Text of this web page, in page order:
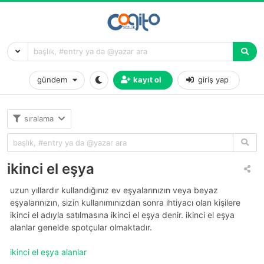
gündem kayıt ol giriş yap
sıralama
ikinci el eşya
uzun yıllardır kullandığınız ev eşyalarınızın veya beyaz
eşyalarınızın, sizin kullanımınızdan sonra ihtiyacı olan kişilere
ikinci el adıyla satılmasına ikinci el eşya denir. ikinci el eşya
alanlar genelde spotçular olmaktadır.
ikinci el eşya alanlar